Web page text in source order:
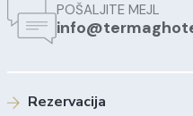
POŠALJITE MEJL
Rezervacija